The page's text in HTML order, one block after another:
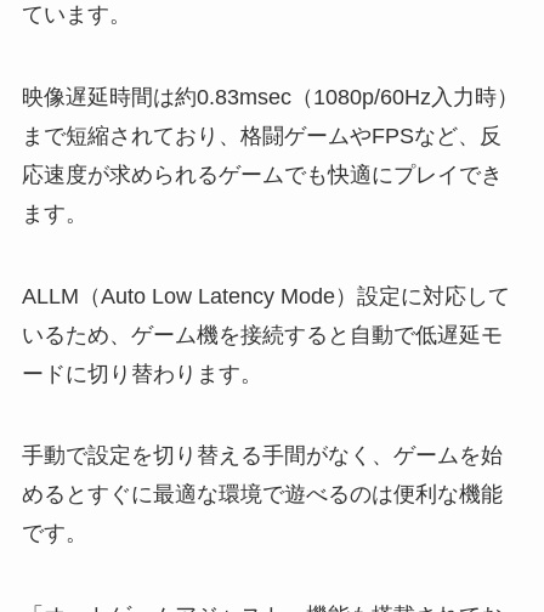
ています。
映像遅延時間は約0.83msec（1080p/60Hz入力時）
まで短縮されており、格闘ゲームやFPSなど、反
応速度が求められるゲームでも快適にプレイでき
ます。
ALLM（Auto Low Latency Mode）設定に対応して
いるため、ゲーム機を接続すると自動で低遅延モ
ードに切り替わります。
手動で設定を切り替える手間がなく、ゲームを始
めるとすぐに最適な環境で遊べるのは便利な機能
です。